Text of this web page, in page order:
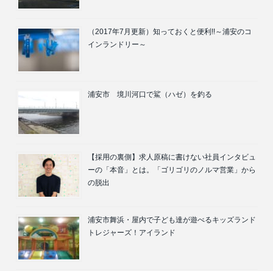
（2017年7月更新）知っておくと便利!!～浦安のコ
インランドリー～
浦安市 境川河口で鯊（ハゼ）を釣る
【採用の裏側】求人原稿に書けない社員インタビュ
ーの「本音」とは。「ゴリゴリのノルマ営業」から
の脱出
浦安市舞浜・屋内で子ども達が遊べるキッズランド
トレジャーズ！アイランド